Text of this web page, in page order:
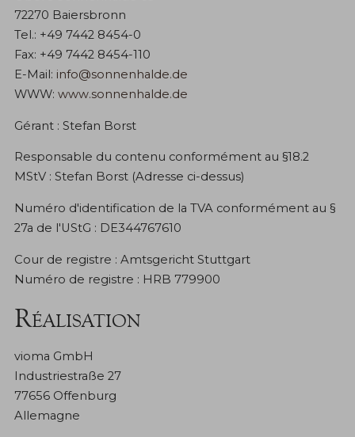
72270 Baiersbronn
Tel.: +49 7442 8454-0
Fax: +49 7442 8454-110
E-Mail: info@sonnenhalde.de
WWW:www.sonnenhalde.de
Gérant : Stefan Borst
Responsable du contenu conformément au §18.2
MStV : Stefan Borst (Adresse ci-dessus)
Numéro d'identification de la TVA conformément au §
27a de l'UStG : DE344767610
Cour de registre : Amtsgericht Stuttgart
Numéro de registre : HRB 779900
Réalisation
vioma GmbH
Industriestraße 27
77656 Offenburg
Allemagne